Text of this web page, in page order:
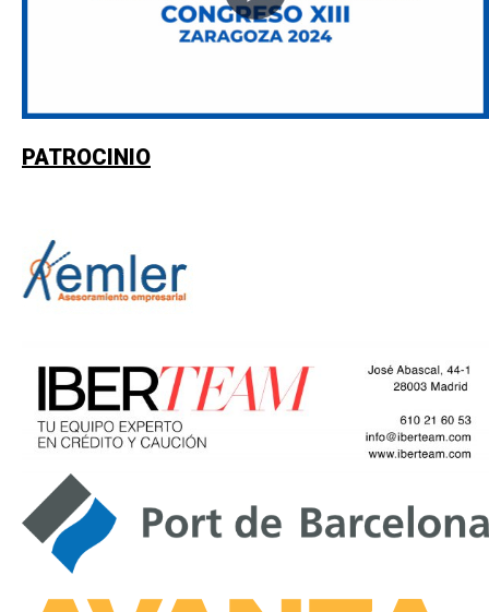
PATROCINIO